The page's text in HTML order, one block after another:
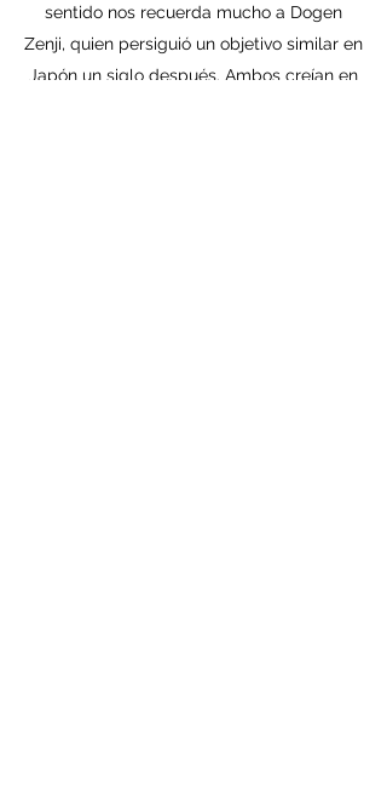
sentido nos recuerda mucho a Dogen
Zenji, quien persiguió un objetivo similar en
Japón un siglo después. Ambos creían en